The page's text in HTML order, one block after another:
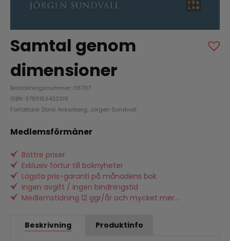
Samtal genom
dimensioner
Beställningsnummer: 116797
ISBN: 9789153432319
Författare: Doris Ankarberg, Jörgen Sundvall
Medlemsförmåner
Bättre priser
Exklusiv förtur till boknyheter
Lägsta pris-garanti på månadens bok
Ingen avgift / ingen bindningstid
Medlemstidning 12 ggr/år och mycket mer...
Beskrivning Produktinfo